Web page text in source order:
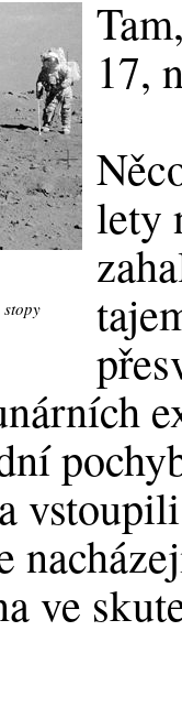
17,
lety
ve